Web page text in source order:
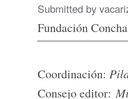
Submitted by
Fundación
Coordinación:
Consejo editor: